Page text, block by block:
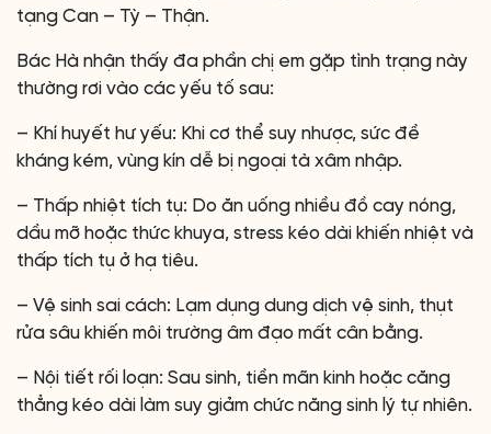
tạng Can – Tỳ – Thận.
Bác Hà nhận thấy đa phần chị em gặp tình trạng này
thường rơi vào các yếu tố sau:
– Khí huyết hư yếu: Khi cơ thể suy nhược, sức đề
kháng kém, vùng kín dễ bị ngoại tà xâm nhập.
– Thấp nhiệt tích tụ: Do ăn uống nhiều đồ cay nóng,
dầu mỡ hoặc thức khuya, stress kéo dài khiến nhiệt và
thấp tích tụ ở hạ tiêu.
– Vệ sinh sai cách: Lạm dụng dung dịch vệ sinh, thụt
rửa sâu khiến môi trường âm đạo mất cân bằng.
– Nội tiết rối loạn: Sau sinh, tiền mãn kinh hoặc căng
thẳng kéo dài làm suy giảm chức năng sinh lý tự nhiên.